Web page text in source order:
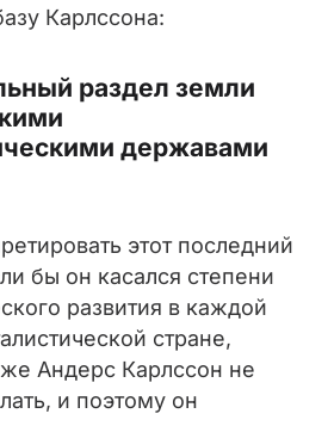
Карлссона:
раздел земли
державами
этот последний
бы он касался степени
развития в каждой
стране,
Андерс Карлссон не
и поэтому он